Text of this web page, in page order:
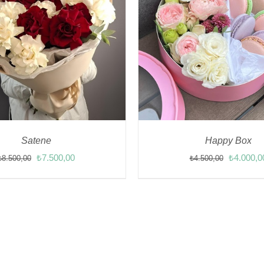
Satene
8.500,00
Orijinal
₺7.500,00Şu
Happy Box
₺4.500,00
Orijinal
₺